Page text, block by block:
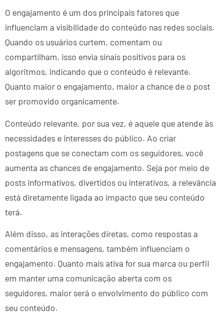
O engajamento é um dos principais fatores que
influenciam a visibilidade do conteúdo nas redes sociais.
Quando os usuários curtem, comentam ou
compartilham, isso envia sinais positivos para os
algoritmos, indicando que o conteúdo é relevante.
Quanto maior o engajamento, maior a chance de o post
ser promovido organicamente.
Conteúdo relevante, por sua vez, é aquele que atende às
necessidades e interesses do público. Ao criar
postagens que se conectam com os seguidores, você
aumenta as chances de engajamento. Seja por meio de
posts informativos, divertidos ou interativos, a relevância
está diretamente ligada ao impacto que seu conteúdo
terá.
Além disso, as interações diretas, como respostas a
comentários e mensagens, também influenciam o
engajamento. Quanto mais ativa for sua marca ou perfil
em manter uma comunicação aberta com os
seguidores, maior será o envolvimento do público com
seu conteúdo.